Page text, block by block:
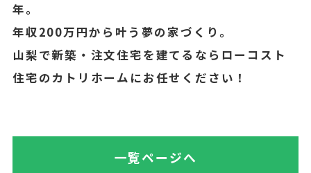
年。
年収200万円から叶う夢の家づくり。
山梨で新築・注文住宅を建てるならローコスト
住宅のカトリホームにお任せください！
一覧ページへ